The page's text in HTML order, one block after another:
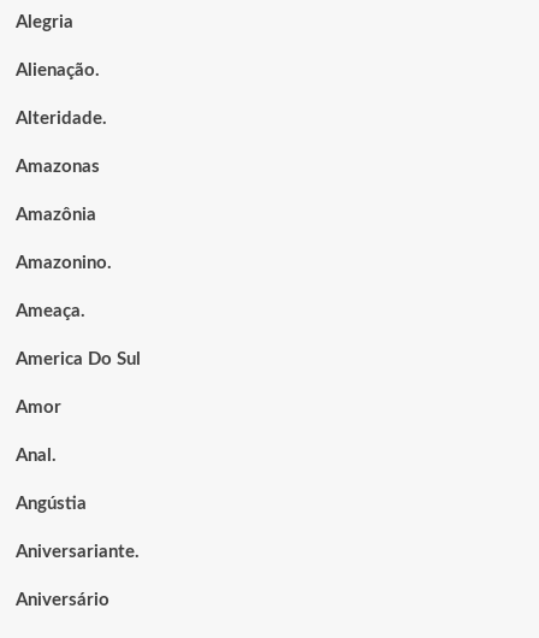
Alegria
Alienação.
Alteridade.
Amazonas
Amazônia
Amazonino.
Ameaça.
America Do Sul
Amor
Anal.
Angústia
Aniversariante.
Aniversário